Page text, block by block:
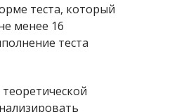
теста, который
менее 16
теста